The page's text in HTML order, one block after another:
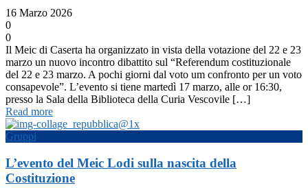
16 Marzo 2026
0
0
Il Meic di Caserta ha organizzato in vista della votazione del 22 e 23
marzo un nuovo incontro dibattito sul “Referendum costituzionale
del 22 e 23 marzo. A pochi giorni dal voto um confronto per un voto
consapevole”. L’evento si tiene martedì 17 marzo, alle or 16:30,
presso la Sala della Biblioteca della Curia Vescovile […]
Read more
Gruppi
L’evento del Meic Lodi sulla nascita della
Costituzione